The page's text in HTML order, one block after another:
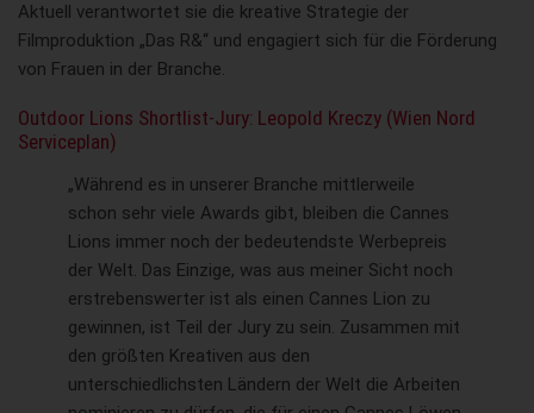
Aktuell verantwortet sie die kreative Strategie der
Filmproduktion „Das R&“ und engagiert sich für die Förderung
von Frauen in der Branche.
Outdoor Lions Shortlist-Jury: Leopold Kreczy (Wien Nord
Serviceplan)
„Während es in unserer Branche mittlerweile
schon sehr viele Awards gibt, bleiben die Cannes
Lions immer noch der bedeutendste Werbepreis
der Welt. Das Einzige, was aus meiner Sicht noch
erstrebenswerter ist als einen Cannes Lion zu
gewinnen, ist Teil der Jury zu sein. Zusammen mit
den größten Kreativen aus den
unterschiedlichsten Ländern der Welt die Arbeiten